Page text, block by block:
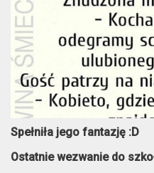
Spełniła jego fantazję :D
Ostatnie wezwanie do